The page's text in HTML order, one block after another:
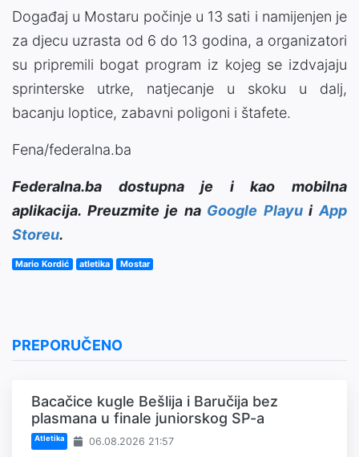
Događaj u Mostaru počinje u 13 sati i namijenjen je
za djecu uzrasta od 6 do 13 godina, a organizatori
su pripremili bogat program iz kojeg se izdvajaju
sprinterske utrke, natjecanje u skoku u dalj,
bacanju loptice, zabavni poligoni i štafete.
Fena/federalna.ba
Federalna.ba dostupna je i kao mobilna
aplikacija. Preuzmite je na Google PlayuiApp
Storeu.
Mario Kordić atletika Mostar
PREPORUČENO
Bacačice kugle Bešlija i Baručija bez
plasmana u finale juniorskog SP-a
Atletika 06.08.2026 21:57